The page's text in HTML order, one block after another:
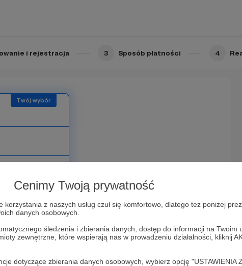
Cenimy Twoją prywatność
z naszych usług czuł się komfortowo, dlatego też poniżej
danych osobowych.
śledzenia i zbierania danych, dostęp do informacji na Twoim
zewnętrzne, które wspierają nas w prowadzeniu działalności, kliknij
dotyczące zbierania danych osobowych, wybierz opcję "USTAWIENIA
i rejestracja 3 Sposób płatności 4